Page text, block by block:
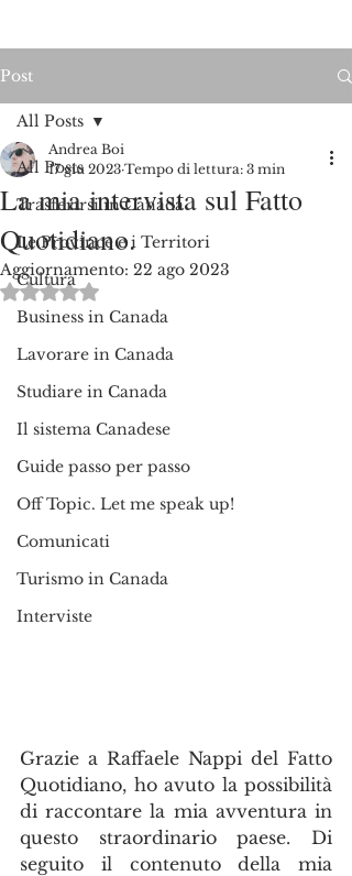
Post
All Posts
Trasferirsi in Canada
Le Province e i Territori
Cultura
Business in Canada
Lavorare in Canada
Studiare in Canada
Il sistema Canadese
Guide passo per passo
Off Topic. Let me speak up!
Comunicati
Turismo in Canada
Interviste
All Posts
La mia intervista sul Fatto
Quotidiano.
Andrea Boi
17 giu 2023 Tempo di lettura: 3 min
Aggiornamento: 22 ago 2023
Valutazione NaN stelle su 5.
Grazie a Raffaele Nappi del Fatto
Quotidiano, ho avuto la possibilità
di raccontare la mia avventura in
questo straordinario paese. Di
seguito il contenuto della mia